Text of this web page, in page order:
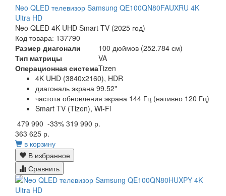
Neo QLED телевизор Samsung QE100QN80FAUXRU 4K
Ultra HD
Neo QLED 4K UHD Smart TV (2025 год)
Код товара: 137790
Размер диагонали
100 дюймов (252.784 см)
Тип матрицы
VA
Операционная системаTizen
4K UHD (3840x2160), HDR
диагональ экрана 99.52"
частота обновления экрана 144 Гц (нативно 120 Гц)
Smart TV (Tizen), Wi-Fi
479 990 -33% 319 990 р.
363 625 р.
в корзину
В избранное
Сравнить